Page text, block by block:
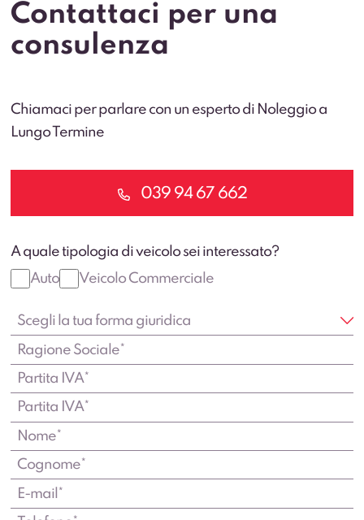
Contattaci per una
consulenza
Chiamaci per parlare con un esperto di Noleggio a
Lungo Termine
039 94 67 662
A quale tipologia di veicolo sei interessato?
Auto
Veicolo Commerciale